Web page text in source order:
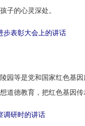
子的心灵深处。
表彰大会上的讲话
等是党和国家红色基因
道德教育，把红色基因
调研时的讲话